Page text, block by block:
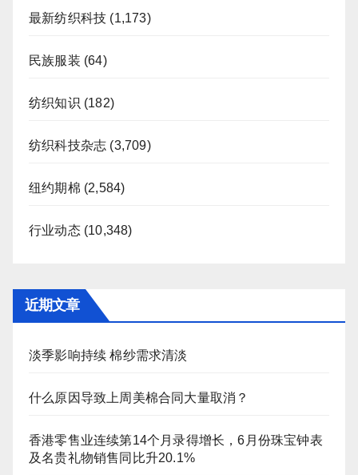
最新纺织科技 (1,173)
民族服装 (64)
纺织知识 (182)
纺织科技杂志 (3,709)
纽约期棉 (2,584)
行业动态(10,348)
近期文章
淡季影响持续 棉纱需求清淡
什么原因导致上周美棉合同大量取消？
香港零售业连续第14个月录得增长，6月份珠宝钟表
及名贵礼物销售同比升20.1%